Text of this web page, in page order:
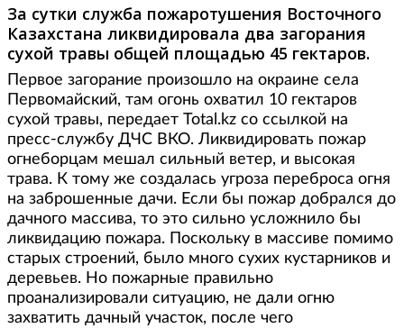
За сутки служба пожаротушения Восточного
Казахстана ликвидировала два загорания
сухой травы общей площадью 45 гектаров.
Первое загорание произошло на окраине села
Первомайский, там огонь охватил 10 гектаров
сухой травы, передает Total.kz со ссылкой на
пресс-службу ДЧС ВКО. Ликвидировать пожар
огнеборцам мешал сильный ветер, и высокая
трава. К тому же создалась угроза переброса огня
на заброшенные дачи. Если бы пожар добрался до
дачного массива, то это сильно усложнило бы
ликвидацию пожара. Поскольку в массиве помимо
старых строений, было много сухих кустарников и
деревьев. Но пожарные правильно
проанализировали ситуацию, не дали огню
захватить дачный участок, после чего